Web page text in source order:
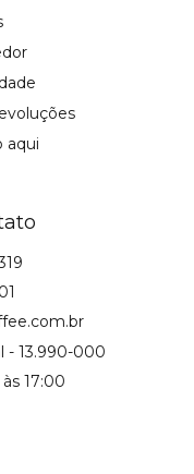
aqui
- 13.990-000
17:00